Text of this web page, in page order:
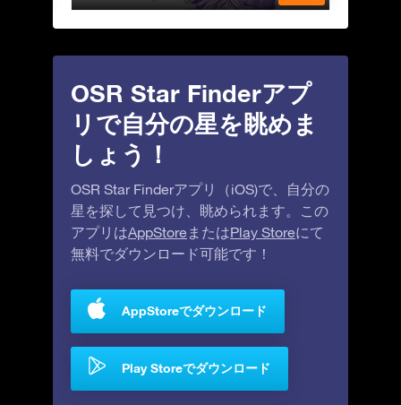
OSR Star Finderアプ
リで自分の星を眺めま
しょう！
OSR Star Finderアプリ（iOS)で、自分の
星を探して見つけ、眺められます。この
アプリはAppStore またはPlay Storeにて
無料でダウンロード可能です！
AppStoreでダウンロード
Play Storeでダウンロード